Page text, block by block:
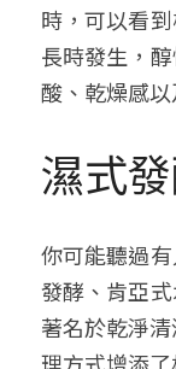
時，可以看
長時發生，
酸、乾燥感
濕式
你可能聽過
發酵、肯亞
著名於乾淨